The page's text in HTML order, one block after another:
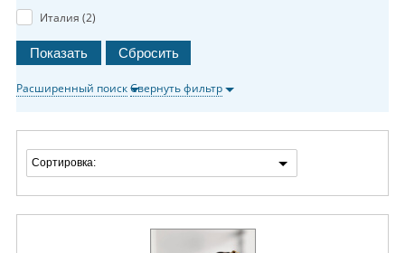
Италия (2)
Расширенный поискСвернуть фильтр
Сортировка: